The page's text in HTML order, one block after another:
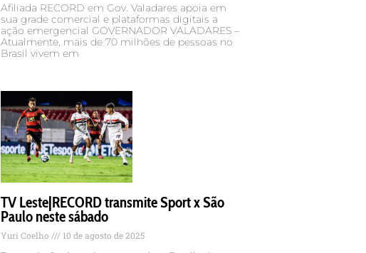
Afiliada RECORD em Gov. Valadares apoia em
sua grade comercial e plataformas digitais a
ação emergencial GOVERNADOR VALADARES –
Atualmente, mais de 70 milhões de pessoas no
Brasil vivem em
TV Leste|RECORD transmite Sport x São
Paulo neste sábado
Yuri Coelho 10 de agosto de 2025